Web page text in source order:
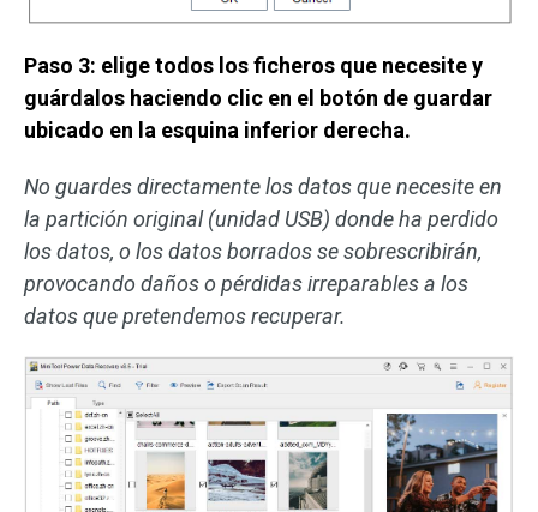
Paso 3: elige todos los ficheros que necesite y
guárdalos haciendo clic en el botón de guardar
ubicado en la esquina inferior derecha.
No guardes directamente los datos que necesite en
la partición original (unidad USB) donde ha perdido
los datos, o los datos borrados se sobrescribirán,
provocando daños o pérdidas irreparables a los
datos que pretendemos recuperar.